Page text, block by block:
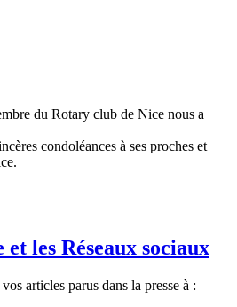
du Rotary club de Nice nous a
condoléances à ses proches et
et les Réseaux sociaux
articles parus dans la presse à :